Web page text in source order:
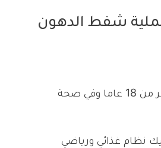
شفط الدهون
يجب أن تكون أكبر من 18 عاما وفي صحة
نظام غذائي ورياضي